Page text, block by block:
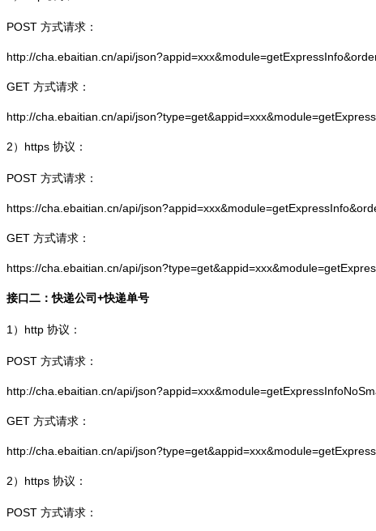
POST 方式请求：
http://cha.ebaitian.cn/api/
GET 方式请求：
http://cha.ebaitian.cn/api/
2） https 协议：
POST 方式请求：
https://cha.ebaitian.cn/api/
GET 方式请求：
https://cha.ebaitian.cn/api/
接口二：快递公司+快递单号
1） http 协议：
POST 方式请求：
http://cha.ebaitian.cn/api/
GET 方式请求：
http://cha.ebaitian.cn/api/
2） https 协议：
POST 方式请求：